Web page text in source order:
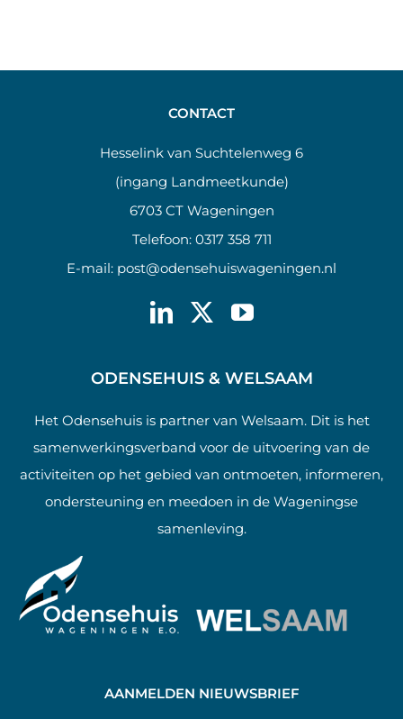
CONTACT
Hesselink van Suchtelenweg 6
(ingang Landmeetkunde)
6703 CT Wageningen
Telefoon: 0317 358 711
E-mail: post@odensehuiswageningen.nl
ODENSEHUIS & WELSAAM
Het Odensehuis is partner van Welsaam. Dit is het
samenwerkingsverband voor de uitvoering van de
activiteiten op het gebied van ontmoeten, informeren,
ondersteuning en meedoen in de Wageningse
samenleving.
AANMELDEN NIEUWSBRIEF